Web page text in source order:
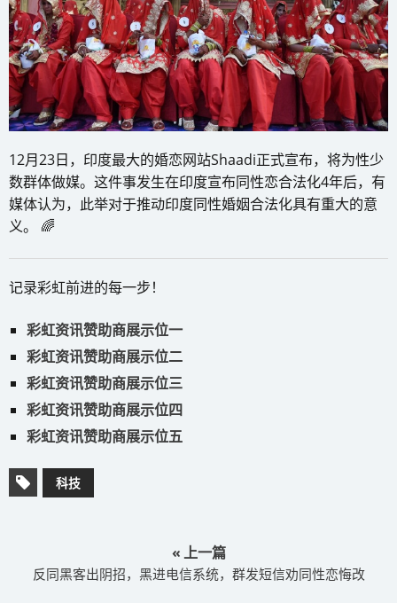
12月23日，印度最大的婚恋网站Shaadi正式宣布，将为性少
数群体做媒。这件事发生在印度宣布同性恋合法化4年后，有
媒体认为，此举对于推动印度同性婚姻合法化具有重大的意
义。 ​​​​🌈
记录彩虹前进的每一步！
彩虹资讯赞助商展示位一
彩虹资讯赞助商展示位二
彩虹资讯赞助商展示位三
彩虹资讯赞助商展示位四
彩虹资讯赞助商展示位五
科技
« 上一篇
反同黑客出阴招，黑进电信系统，群发短信劝同性恋悔改